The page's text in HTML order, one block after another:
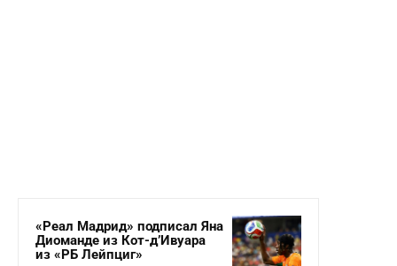
«Реал Мадрид» подписал Яна
Диоманде из Кот-д’Ивуара
из «РБ Лейпциг»